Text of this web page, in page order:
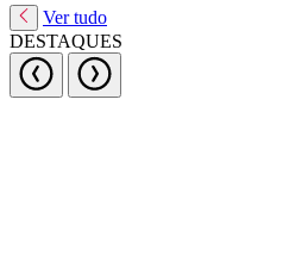
Ver tudo
DESTAQUES